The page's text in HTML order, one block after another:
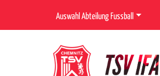
Auswahl Abteilung Fussball